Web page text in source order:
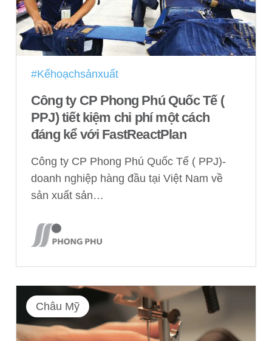
#Kếhoạchsảnxuất
Công ty CP Phong Phú Quốc Tế (
PPJ) tiết kiệm chi phí một cách
đáng kể với FastReactPlan
Công ty CP Phong Phú Quốc Tế ( PPJ)-
doanh nghiệp hàng đầu tại Việt Nam về
sản xuất sản…
Châu Mỹ